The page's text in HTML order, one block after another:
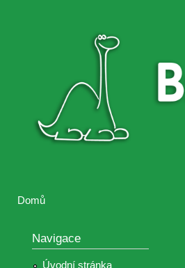
Brontosaurus
Brontosaurus
Domů
Navigace
Úvodní stránka